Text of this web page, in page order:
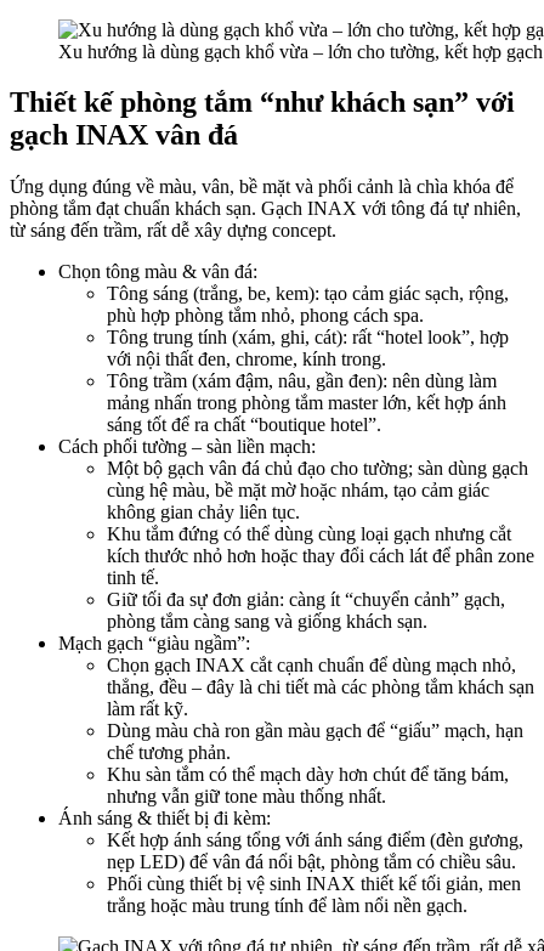
Xu hướng là dùng gạch khổ vừa – lớn cho tường, kết hợp
Thiết kế phòng tắm “như khách sạn” với
gạch INAX vân đá
Ứng dụng đúng về màu, vân, bề mặt và phối cảnh là chìa khóa để
phòng tắm đạt chuẩn khách sạn. Gạch INAX với tông đá tự nhiên,
từ sáng đến trầm, rất dễ xây dựng concept.​
Chọn tông màu & vân đá:
Tông sáng (trắng, be, kem): tạo cảm giác sạch, rộng,
phù hợp phòng tắm nhỏ, phong cách spa.​
Tông trung tính (xám, ghi, cát): rất “hotel look”, hợp
với nội thất đen, chrome, kính trong.​
Tông trầm (xám đậm, nâu, gần đen): nên dùng làm
mảng nhấn trong phòng tắm master lớn, kết hợp ánh
sáng tốt để ra chất “boutique hotel”.​
Cách phối tường – sàn liền mạch:
Một bộ gạch vân đá chủ đạo cho tường; sàn dùng gạch
cùng hệ màu, bề mặt mờ hoặc nhám, tạo cảm giác
không gian chảy liên tục.​
Khu tắm đứng có thể dùng cùng loại gạch nhưng cắt
kích thước nhỏ hơn hoặc thay đổi cách lát để phân zone
tinh tế.​
Giữ tối đa sự đơn giản: càng ít “chuyển cảnh” gạch,
phòng tắm càng sang và giống khách sạn.​
Mạch gạch “giàu ngầm”:
Chọn gạch INAX cắt cạnh chuẩn để dùng mạch nhỏ,
thẳng, đều – đây là chi tiết mà các phòng tắm khách sạn
làm rất kỹ.​
Dùng màu chà ron gần màu gạch để “giấu” mạch, hạn
chế tương phản.​
Khu sàn tắm có thể mạch dày hơn chút để tăng bám,
nhưng vẫn giữ tone màu thống nhất.​
Ánh sáng & thiết bị đi kèm:
Kết hợp ánh sáng tổng với ánh sáng điểm (đèn gương,
nẹp LED) để vân đá nổi bật, phòng tắm có chiều sâu.​
Phối cùng thiết bị vệ sinh INAX thiết kế tối giản, men
trắng hoặc màu trung tính để làm nổi nền gạch.